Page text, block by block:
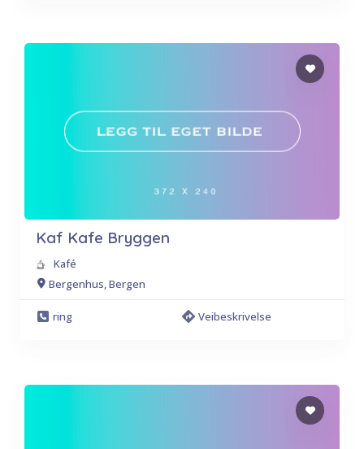
Kaf Kafe Bryggen
Kafé
Bergenhus, Bergen
ring Veibeskrivelse